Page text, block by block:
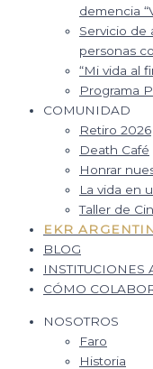
demencia
Servicio de
personas
“Mi vida al
Programa
COMUNIDAD
Retiro 2026
Death Café
Honrar
La vida en
Taller de
EKR
BLOG
INSTITUCIONES
CÓMO
NOSOTROS
Faro
Historia